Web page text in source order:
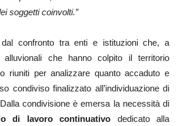
soggetti coinvolti.”
dal confronto tra enti e istituzioni che, a
che hanno colpito il territorio
riuniti per analizzare quanto accaduto e
condiviso finalizzato all’individuazione di
condivisione è emersa la necessità di
di lavoro continuativo dedicato alla